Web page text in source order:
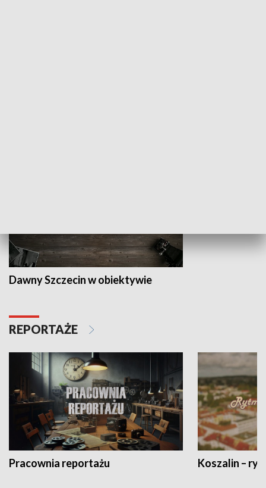
Dawny Szczecin w obiektywie
REPORTAŻE
Pracownia reportażu Koszalin –